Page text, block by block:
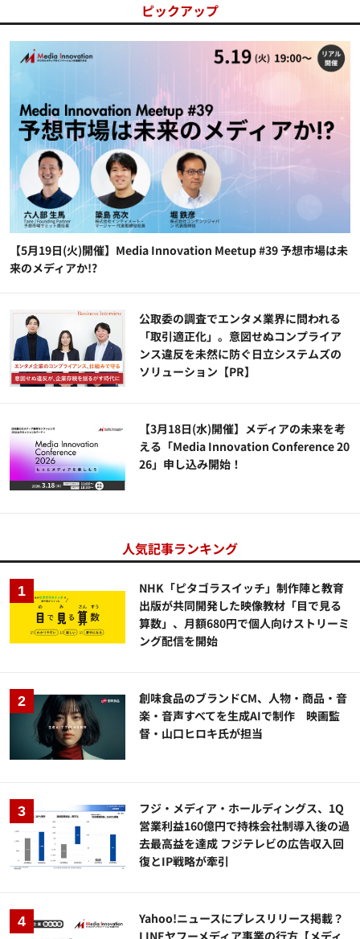
ピックアップ
【5月19日(火)開催】Media Innovation Meetup #39 予想市場は未
来のメディアか!?
公​​取委の調査でエンタメ業界に問われる
「取引適正化」。意図せぬコンプライア
ンス違反を未然に防ぐ日立システムズの
ソリューション​【PR】
【3月18日(水)開催】メディアの未来を考
える「Media Innovation Conference 20
26」申し込み開始！
人気記事ランキング
NHK「ピタゴラスイッチ」制作陣と教育
出版が共同開発した映像教材「目で見る
算数」、月額680円で個人向けストリーミ
ング配信を開始
創味食品のブランドCM、人物・商品・音
楽・音声すべてを生成AIで制作 映画監
督・山口ヒロキ氏が担当
フジ・メディア・ホールディングス、1Q
営業利益160億円で持株会社制導入後の過
去最高益を達成 フジテレビの広告収入回
復とIP戦略が牽引
Yahoo!ニュースにプレスリリース掲載？
LINEヤフーメディア事業の行方【メディ